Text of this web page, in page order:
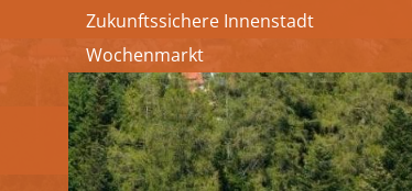
Zukunftssichere Innenstadt
Wochenmarkt